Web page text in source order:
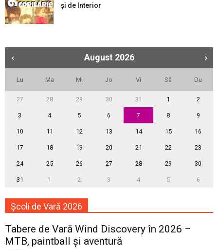
şi de Interior
August 2026
Lu Ma Mi Jo Vi Sâ Du
27 28 29 30 31 1 2
3 4 5 6 7 8 9
10 11 12 13 14 15 16
17 18 19 20 21 22 23
24 25 26 27 28 29 30
31 1 2 3 4 5 6
Școli de Vară 2026
Tabere de Vară Wind Discovery în 2026 –
MTB, paintball și aventură